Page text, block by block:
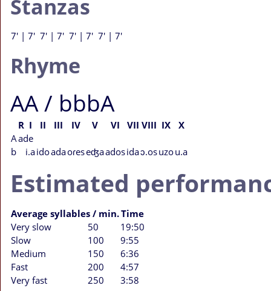
Stanzas
7' | 7' 7' | 7' 7' | 7' 7' | 7'
Rhyme
AA / bbbA
R I II III IV V VI VII VIII IX
X
Aade
b
i.aidoadaoɾeseʤaadosidaɔ.osuzou.a
Estimated
Average syllables / min.Time
Very slow
50
19:50
Slow
100
9:55
Medium
150
6:36
Fast
200
4:57
Very fast
250 3:58